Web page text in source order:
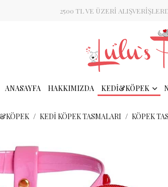
2500 TL VE ÜZERİ
ANASAYFA HAKKIMIZDA KEDİ&KÖPEK
KEDI KÖPEK TASMALARI KÖPEK